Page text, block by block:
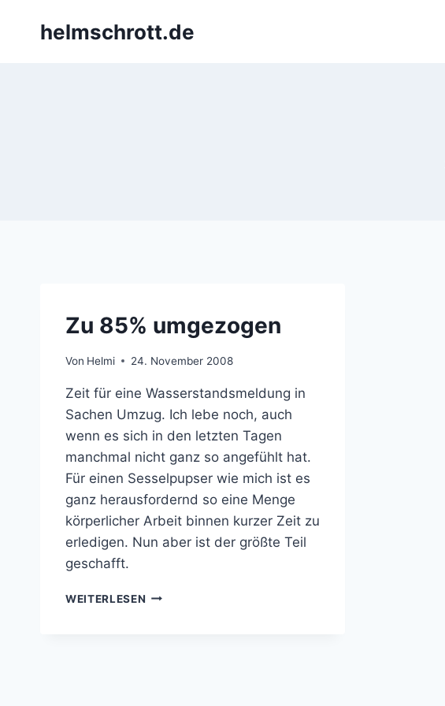
helmschrott.de
Zu 85% umgezogen
Von Helmi 24. November 2008
Zeit für eine Wasserstandsmeldung in
Sachen Umzug. Ich lebe noch, auch
wenn es sich in den letzten Tagen
manchmal nicht ganz so angefühlt hat.
Für einen Sesselpupser wie mich ist es
ganz herausfordernd so eine Menge
körperlicher Arbeit binnen kurzer Zeit zu
erledigen. Nun aber ist der größte Teil
geschafft.
WEITERLESEN ZU